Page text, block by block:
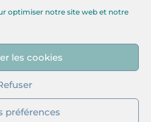
optimiser notre site web et notre
les cookies
préférences
accompagnées